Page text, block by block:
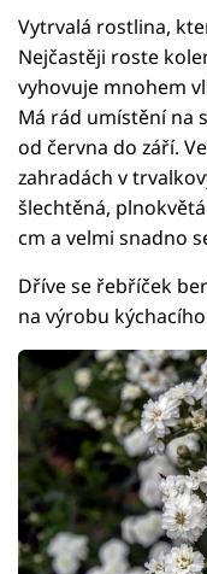
Vytrvalá rostlina,
Nejčastěji roste
vyhovuje mnohem
Má rád umístění na
od června do září.
zahradách v
šlechtěná,
cm a velmi snadno
Dříve se řebříček
na výrobu